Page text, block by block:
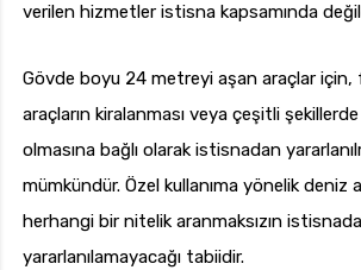
verilen hizmetler istisna kapsamında
Gövde boyu 24 metreyi aşan araçlar
araçların kiralanması veya çeşitli
olmasına bağlı olarak istisnadan
mümkündür. Özel kullanıma yönelik deniz
herhangi bir nitelik aranmaksızın
yararlanılamayacağı tabiidir.